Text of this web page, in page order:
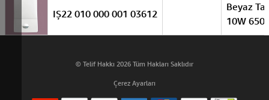
IŞ22 010 000 001 03612
Beyaz
10W
© Telif Hakkı 2026 Tüm Hakları Saklıdır
Çerez Ayarları